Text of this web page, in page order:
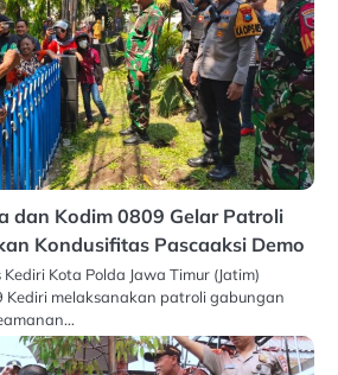
dan Kodim 0809 Gelar Patroli
Kondusifitas Pascaaksi Demo
Kediri Kota Polda Jawa Timur (Jatim)
Kediri melaksanakan patroli gabungan